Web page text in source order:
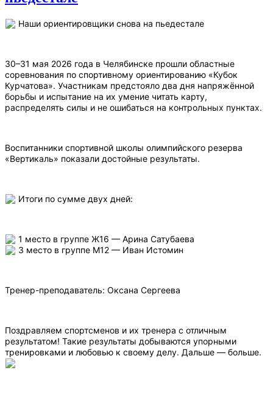
Наши ориентировщики снова на пьедестале
30–31 мая 2026 года в Челябинске прошли областные
соревнования по спортивному ориентированию «Кубок
Курчатова». Участникам предстояло два дня напряжённой
борьбы и испытание на их умение читать карту,
распределять силы и не ошибаться на контрольных пунктах.
Воспитанники спортивной школы олимпийского резерва
«Вертикаль» показали достойные результаты.
Итоги по сумме двух дней:
1 место в группе Ж16 — Арина Сатубаева
3 место в группе М12 — Иван Истомин
Тренер-преподаватель: Оксана Сергеева
Поздравляем спортсменов и их тренера с отличным
результатом! Такие результаты добываются упорными
тренировками и любовью к своему делу. Дальше — больше.